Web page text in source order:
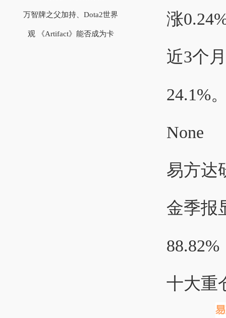
万智牌之父加持、Dota2世界
观 《Artifact》能否成为卡
涨
近3个
24.1%
None
易方达
金季报
十大重